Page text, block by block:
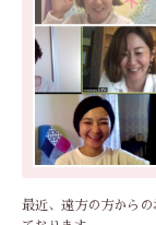
最近、遠方の方から